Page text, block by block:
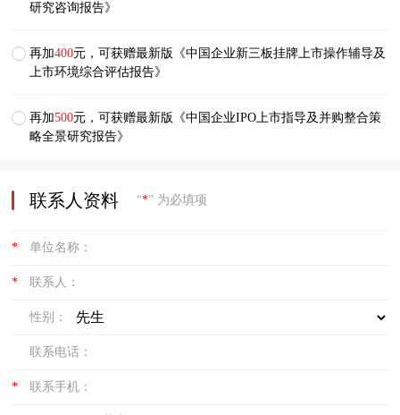
研究咨询报告》
再加400元，可获赠最新版《中国企业新三板挂牌上市操作辅导及
上市环境综合评估报告》
再加500元，可获赠最新版《中国企业IPO上市指导及并购整合策
略全景研究报告》
联系人资料 “*” 为必填项
* 单位名称：
* 联系人：
性别：
联系电话：
* 联系手机：